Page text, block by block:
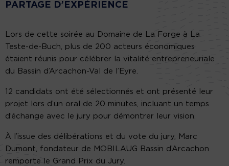
PARTAGE D’EXPÉRIENCE
Lors de cette soirée au Domaine de La Forge à La
Teste-de-Buch, plus de 200 acteurs économiques
étaient réunis pour célébrer la vitalité entrepreneuriale
du Bassin d’Arcachon-Val de l’Eyre.
12 candidats ont été sélectionnés et ont présenté leur
projet lors d’un oral de 20 minutes, incluant un temps
d’échange avec le jury pour démontrer leur vision.
À l’issue des délibérations et du vote du jury, Marc
Dumont, fondateur de MOBILAUG Bassin d’Arcachon
remporte le Grand Prix du Jury.